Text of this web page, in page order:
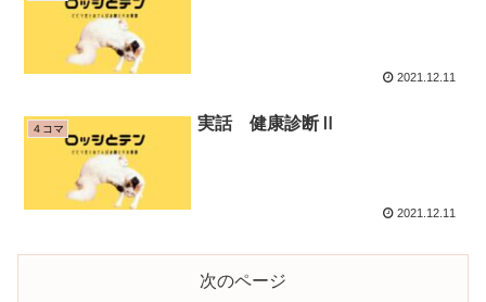
2021.12.11
４コマ 実話 健康診断Ⅱ
2021.12.11
次のページ